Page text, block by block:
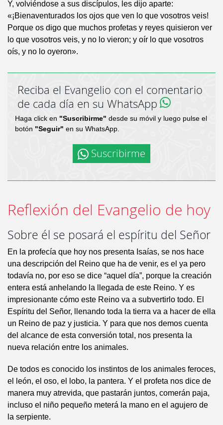
Y, volviéndose a sus discípulos, les dijo aparte:
«¡Bienaventurados los ojos que ven lo que vosotros veis!
Porque os digo que muchos profetas y reyes quisieron ver
lo que vosotros veis, y no lo vieron; y oír lo que vosotros
oís, y no lo oyeron».
Reciba el Evangelio con el comentario
de cada día en su WhatsApp
Haga click en "Suscribirme" desde su móvil y luego pulse el
botón "Seguir" en su WhatsApp.
Suscribirme
Reflexión del Evangelio de hoy
Sobre él se posará el espíritu del Señor
En la profecía que hoy nos presenta Isaías, se nos hace
una descripción del Reino que ha de venir, es el ya pero
todavía no, por eso se dice “aquel día”, porque la creación
entera está anhelando la llegada de este Reino. Y es
impresionante cómo este Reino va a subvertirlo todo. El
Espíritu del Señor, llenando toda la tierra va a hacer de ella
un Reino de paz y justicia. Y para que nos demos cuenta
del alcance de esta conversión total, nos presenta la
nueva relación entre los animales.
De todos es conocido los instintos de los animales feroces,
el león, el oso, el lobo, la pantera. Y el profeta nos dice de
manera muy atrevida, que pastarán juntos, comerán paja,
incluso el niño pequeño meterá la mano en el agujero de
la serpiente.